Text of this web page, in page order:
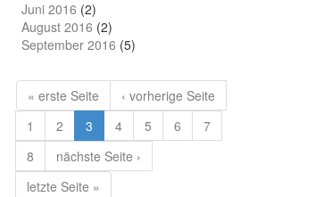
Juni 2016 (2)
August 2016 (2)
September 2016 (5)
« erste Seite
‹ vorherige Seite
1
2 3 4 5 6
7
8
nächste Seite ›
letzte Seite »